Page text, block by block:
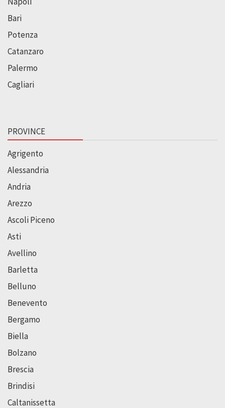
Bari
Potenza
Catanzaro
Palermo
Cagliari
PROVINCE
Agrigento
Alessandria
Andria
Arezzo
Ascoli Piceno
Asti
Avellino
Barletta
Belluno
Benevento
Bergamo
Biella
Bolzano
Brescia
Brindisi
Caltanissetta